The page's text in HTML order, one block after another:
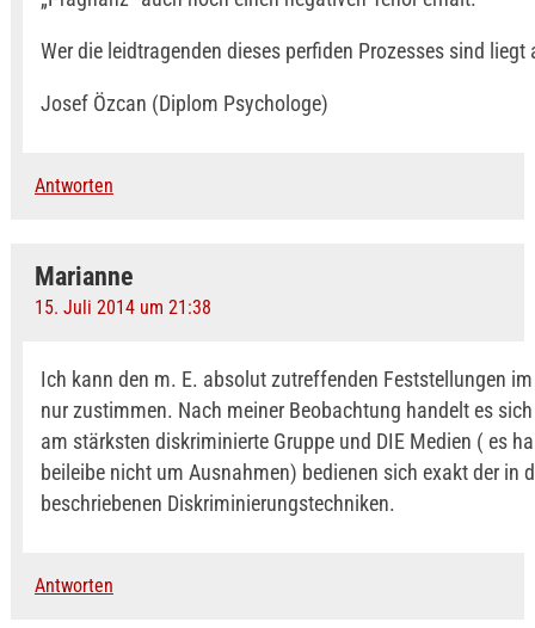
Wer die leidtragenden dieses perfiden Prozesses sind liegt
Josef Özcan (Diplom Psychologe)
Antworten
Marianne
15. Juli 2014 um 21:38
Ich kann den m. E. absolut zutreffenden Feststellungen
nur zustimmen. Nach meiner Beobachtung handelt es
am stärksten diskriminierte Gruppe und DIE Medien ( es
beileibe nicht um Ausnahmen) bedienen sich exakt der in
beschriebenen Diskriminierungstechniken.
Antworten